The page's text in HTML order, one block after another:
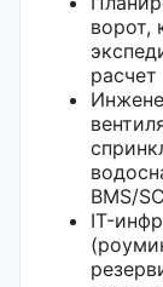
ворот,
BMS/
IT-